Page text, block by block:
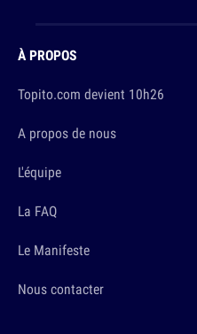
À PROPOS
Topito.com devient 10h26
A propos de nous
L'équipe
La FAQ
Le Manifeste
Nous contacter